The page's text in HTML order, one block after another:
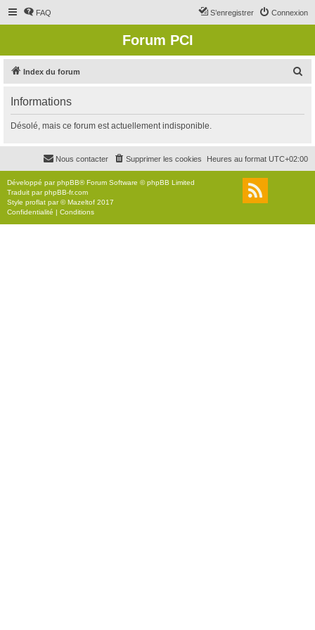
FAQ Connexion
S’enregistrer
Forum PCI
Index du forum
r
c
r
Informations
Désolé, mais ce forum est actuellement indisponible.
Heures au format UTC+02:00
Supprimer les cookies
Nous contacter
Développé parphpBB® Forum Software © phpBB Limited
Traduit parphpBB-fr.com
Style proflat par ©Mazeltof 2017
Confidentialité | Conditions